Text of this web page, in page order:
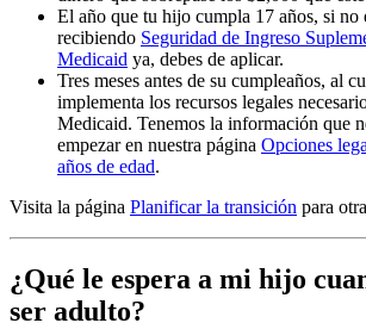
El año que tu hijo cumpla 17 años, si no
recibiendo Seguridad de Ingreso
Medicaid ya, debes de aplicar.
Tres meses antes de su cumpleaños, al
implementa los recursos legales
Medicaid. Tenemos la información que
empezar en nuestra página Opciones
años de edad.
Visita la página Planificar la transición para
¿Qué le espera a mi hijo
ser adulto?